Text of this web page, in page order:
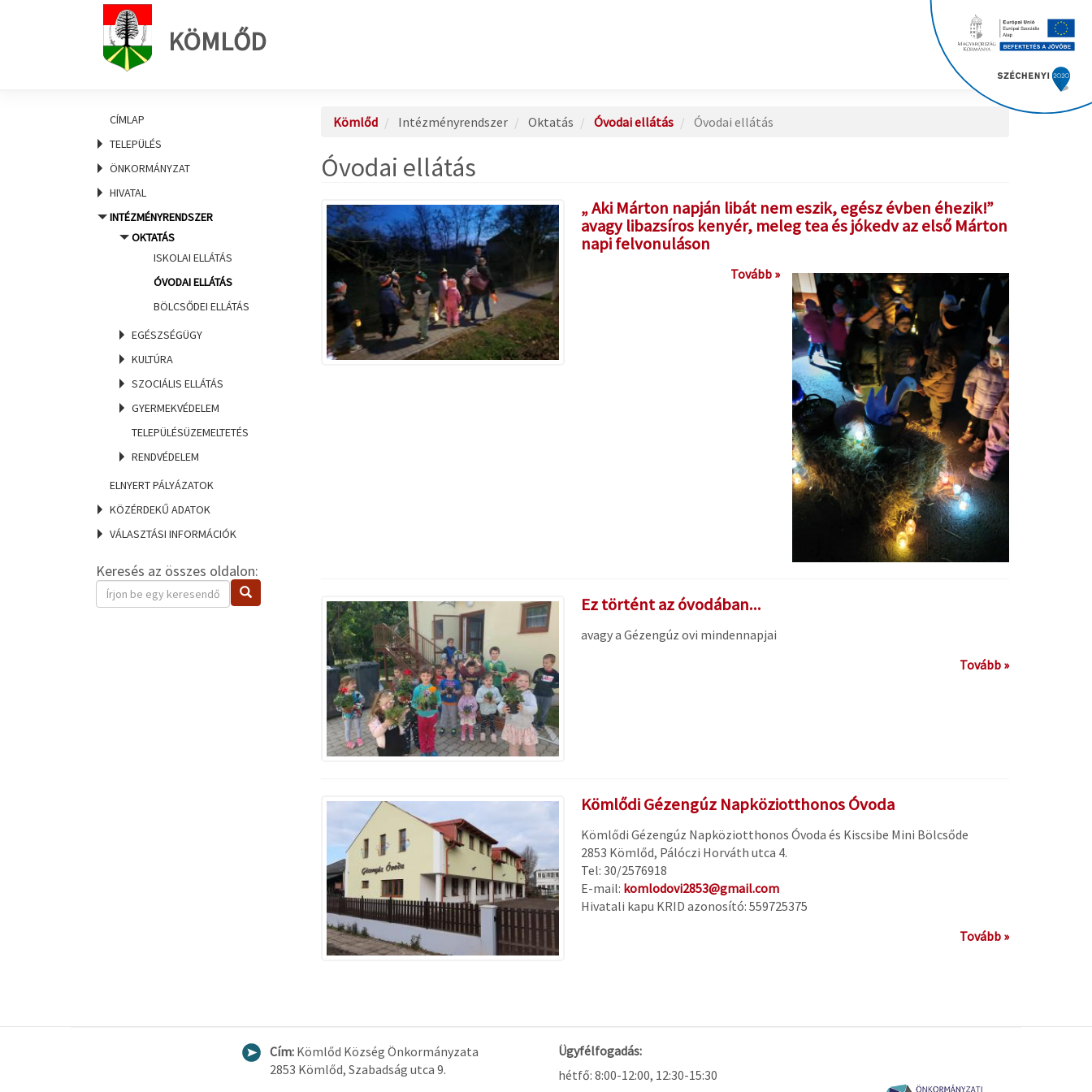
KÖMLŐD
CÍMLAP
TELEPÜLÉS
ÖNKORMÁNYZAT
HIVATAL
INTÉZMÉNYRENDSZER
OKTATÁS
ISKOLAI ELLÁTÁS
ÓVODAI ELLÁTÁS
BÖLCSŐDEI ELLÁTÁS
EGÉSZSÉGÜGY
KULTÚRA
SZOCIÁLIS ELLÁTÁS
GYERMEKVÉDELEM
TELEPÜLÉSÜZEMELTETÉS
RENDVÉDELEM
ELNYERT PÁLYÁZATOK
KÖZÉRDEKŰ ADATOK
VÁLASZTÁSI INFORMÁCIÓK
Keresés az összes oldalon:
Keresendő
kifejezés
Keresés
Kömlőd Intézményrendszer Oktatás Óvodai ellátás Óvodai ellátás
Óvodai ellátás
„ Aki Márton napján libát nem eszik, egész évben éhezik!”
avagy libazsíros kenyér, meleg tea és jókedv az első Márton
napi felvonuláson
Tovább »
Ez történt az óvodában...
avagy a Gézengúz ovi mindennapjai
Tovább »
Kömlődi Gézengúz Napköziotthonos Óvoda
Kömlődi Gézengúz Napköziotthonos Óvoda és Kiscsibe Mini Bölcsőde
2853 Kömlőd, Pálóczi Horváth utca 4.
Tel: 30/2576918
E-mail: komlodovi2853@gmail.com
Hivatali kapu KRID azonosító: 559725375
Tovább »
Cím: Kömlőd Község Önkormányzata
2853 Kömlőd, Szabadság utca 9.
Ügyfélfogadás:
hétfő: 8:00-12:00, 12:30-15:30